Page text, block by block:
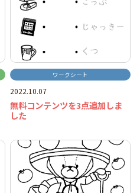
ワークシート
2022.10.07
無料コンテンツを3点追加しま
した